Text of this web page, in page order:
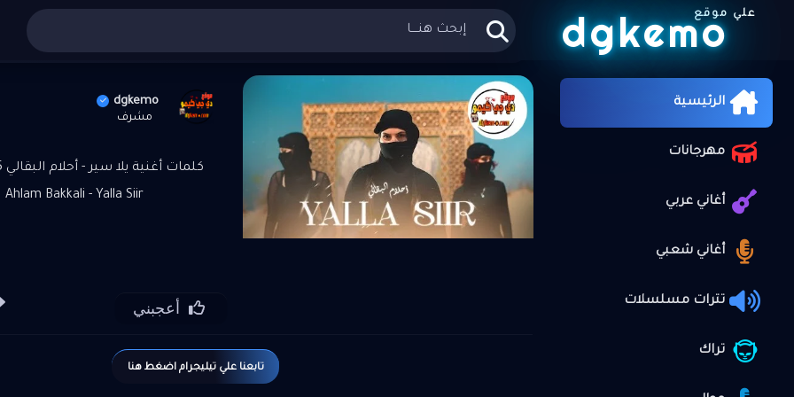
الرئيسية
مهرجانات
أغاني عربي
أغاني شعبي
تترات مسلسلات
تراك
dgkemo
علي موقع
الرئيسية أغاني عربي تنزيل واستماع أغنية يلا سير - أحلام البقالي​ 2025 MP3
تابعنا علي تيليجرام اضغط هنا
dgkemo
مشرف
كلمات أغنية يلا سير - أحلام البقالي 2025 MP3
Ahlam Bakkali - Yalla Siir
أعجبني